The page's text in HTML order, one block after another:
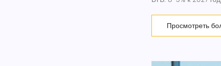
Просмотреть